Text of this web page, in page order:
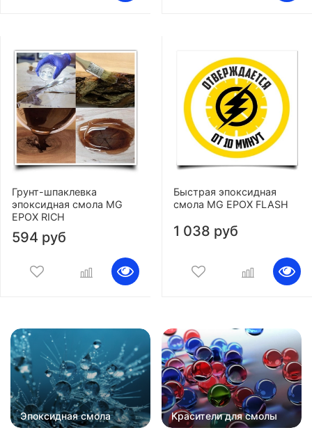
Грунт-шпаклевка
эпоксидная смола MG
EPOX RICH
594 руб
Быстрая эпоксидная
смола MG EPOX FLASH
1 038 руб
Эпоксидная смола Красители для смолы